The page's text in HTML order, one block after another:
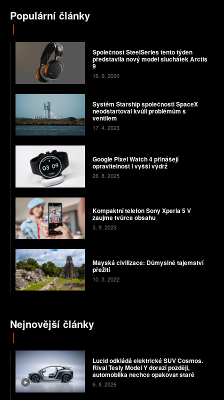
Populární články
Společnost SteelSeries tento týden
představila nový model sluchátek Arctis
9
16. 9. 2020
Systém Starship společnosti SpaceX
neodstartoval kvůli problémům s
ventilem
17. 4. 2023
Google Pixel Watch 4 přinášejí
opravitelnost i vyšší výdrž
26. 8. 2025
Kompaktní telefon Sony Xperia 5 V
zaujme tvůrce obsahu
3. 9. 2023
Mayská civilizace: Důmyslné tajemství
přežití
10. 3. 2022
Nejnovější články
Lucid odkládá elektrické SUV Cosmos.
Rival Tesly Model Y dorazí později,
automobilka nechce opakovat staré
chyby
6. 8. 2026